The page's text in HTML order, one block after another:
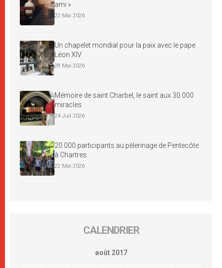
ami »
22 Mai 2026
Un chapelet mondial pour la paix avec le pape
Léon XIV
28 Mai 2026
Mémoire de saint Charbel, le saint aux 30 000
miracles
24 Juil 2026
20 000 participants au pèlerinage de Pentecôte
à Chartres
22 Mai 2026
CALENDRIER
août 2017